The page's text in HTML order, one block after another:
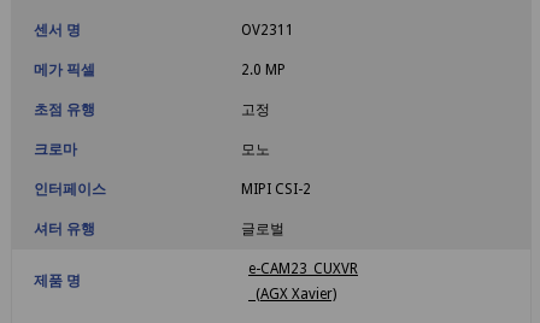
센서 명 OV2311
메가 픽셀 2.0 MP
초점 유행 고정
크로마 모노
인터페이스 MIPI CSI-2
셔터 유행 글로벌
제품 명
e-CAM23_CUXVR
(AGX Xavier)